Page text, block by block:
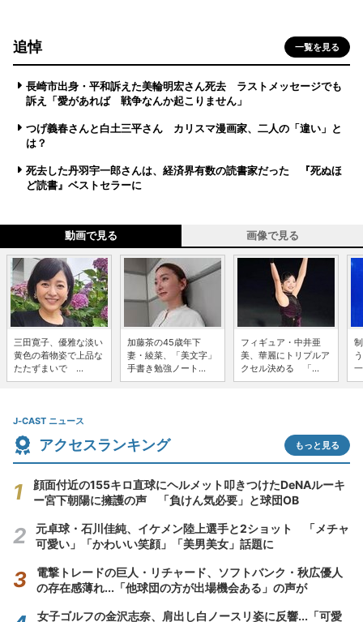
追悼 一覧を見る
長崎市出身・平和訴えた美輪明宏さん死去 ラストメッセージでも
訴え「愛があれば 戦争なんか起こりません」
つげ義春さんと白土三平さん カリスマ漫画家、二人の「違い」と
は？
死去した丹羽宇一郎さんは、経済界有数の読書家だった 『死ぬほ
ど読書』ベストセラーに
動画で見る 画像で見る
三田寛子、優雅な淡い
黄色の着物姿で上品な
たたずまいで ...
加藤茶の45歳年下
妻・綾菜、「美文字」
手書き勉強ノート...
フィギュア・中井亜
美、華麗にトリプルア
クセル決める 「...
J-CAST ニュース
アクセスランキング もっと見る
顔面付近の155キロ直球にヘルメット叩きつけたDeNAルーキ
ー宮下朝陽に擁護の声 「負けん気必要」と球団OB
元卓球・石川佳純、イケメン陸上選手と2ショット 「メチャ
可愛い」「かわいい笑顔」「美男美女」話題に
電撃トレードの巨人・リチャード、ソフトバンク・秋広優人
の存在感薄れ...「他球団の方が出場機会ある」の声が
女子ゴルフの金沢志奈、肩出し白ノースリ姿に反響...「可愛